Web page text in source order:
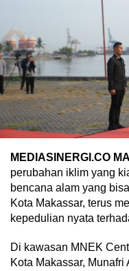
MEDIASINERGI.CO
perubahan iklim yang
bencana alam yang
Kota Makassar, terus
kepedulian nyata
Di kawasan MNEK
Kota Makassar, Munafri